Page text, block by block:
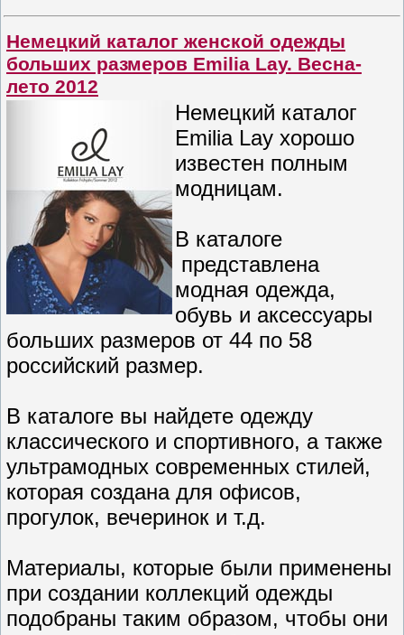
Немецкий каталог женской одежды
больших размеров Emilia Lay. Весна-
лето 2012
Немецкий каталог
Emilia Lay хорошо
известен полным
модницам.
В каталоге
представлена
модная одежда,
обувь и аксессуары
больших размеров от 44 по 58
российский размер.
В каталоге вы найдете одежду
классического и спортивного, а также
ультрамодных современных стилей,
которая создана для офисов,
прогулок, вечеринок и т.д.
Материалы, которые были применены
при создании коллекций одежды
подобраны таким образом, чтобы они